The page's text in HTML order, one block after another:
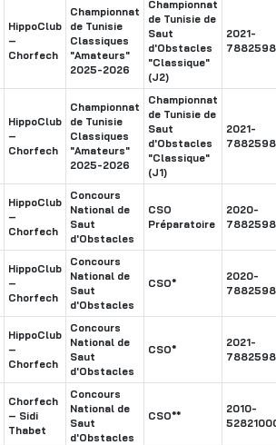
HippoClub
–
Chorfech
Championnat
de Tunisie
Classiques
"Amateurs"
2025-2026
Championnat
de Tunisie de
Saut
d'Obstacles
"Classique"
(J2)
2021-
HippoClub
–
Chorfech
Championnat
de Tunisie
Classiques
"Amateurs"
2025-2026
Championnat
de Tunisie de
Saut
d'Obstacles
"Classique"
(J1)
2021-
HippoClub
–
Chorfech
Concours
National de
Saut
d'Obstacles
CSO
Préparatoire
2020-
HippoClub
–
Chorfech
Concours
National de
Saut
d'Obstacles
CSO*
2020-
HippoClub
–
Chorfech
Concours
National de
Saut
d'Obstacles
CSO*
2021-
Chorfech
– Sidi
Thabet
Concours
National de
Saut
d'Obstacles
CSO**
2010-